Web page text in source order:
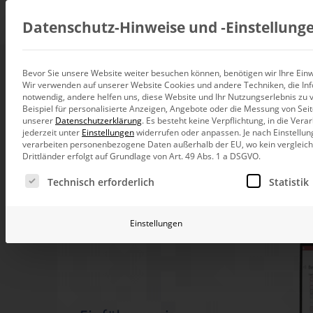
Beratung
Datenintegration
Individuelle Datenarchitektur-
BI und Analytics
Ganzheitliche Data-Analytics-
Planung, Forecasting und Simulation
Betrieb und
Webinar:
21. Juli 2022, 10:00 –11:00Uhr
Datenschutz-Hinweise und
Bevor Sie unsere Website weiter besuchen können, benötigen wir Ihre
Wir verwenden auf unserer Website Cookies und andere Techniken, die
notwendig, andere helfen uns, diese Website und Ihr Nutzungserlebnis zu
Beispiel für personalisierte Anzeigen, Angebote oder die Messung von
unserer Datenschutzerklärung. Es besteht keine Verpflichtung, in die
jederzeit unter Einstellungenwiderrufen oder anpassen. Je nach
verarbeiten personenbezogene Daten außerhalb der EU, wo kein
Drittländer erfolgt auf Grundlage von Art. 49 Abs. 1 a DSGVO.
Es folgt eine Liste der Service-Gruppen, für die eine
Technisch erforderlich Statistik
Einstellungen